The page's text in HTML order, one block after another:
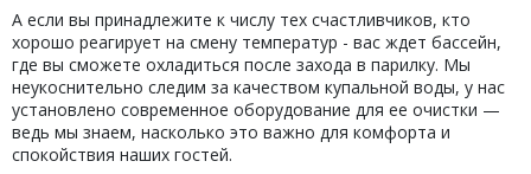
А если вы принадлежите к числу тех счастливчиков, кто
хорошо реагирует на смену температур - вас ждет бассейн,
где вы сможете охладиться после захода в парилку. Мы
неукоснительно следим за качеством купальной воды, у нас
установлено современное оборудование для ее очистки —
ведь мы знаем, насколько это важно для комфорта и
спокойствия наших гостей.